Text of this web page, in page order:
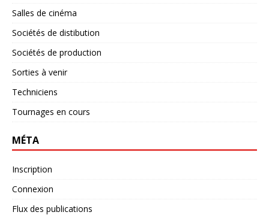
Salles de cinéma
Sociétés de distibution
Sociétés de production
Sorties à venir
Techniciens
Tournages en cours
MÉTA
Inscription
Connexion
Flux des publications